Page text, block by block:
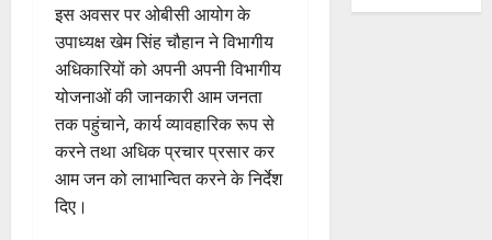
इस अवसर पर ओबीसी आयोग के
उपाध्यक्ष खेम सिंह चौहान ने विभागीय
अधिकारियों को अपनी अपनी विभागीय
योजनाओं की जानकारी आम जनता
तक पहुंचाने, कार्य व्यावहारिक रूप से
करने तथा अधिक प्रचार प्रसार कर
आम जन को लाभान्वित करने के निर्देश
दिए।